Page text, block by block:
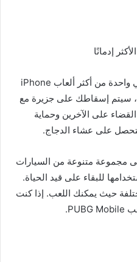
يمكن القول إن PUBG Mobile هي واحدة من أكثر ألعاب iPhone
اللعبة ، سيتم إسقاطك على جزيرة مع
على الآخرين وحماية
على عشاء الدجاج.
مجموعة متنوعة من السيارات
للبقاء على قيد الحياة.
حيث يمكنك اللعب. إذا كنت